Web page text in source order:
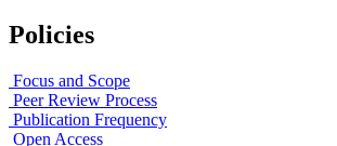
Policies
Focus and Scope
Peer Review Process
Publication Frequency
Open Access